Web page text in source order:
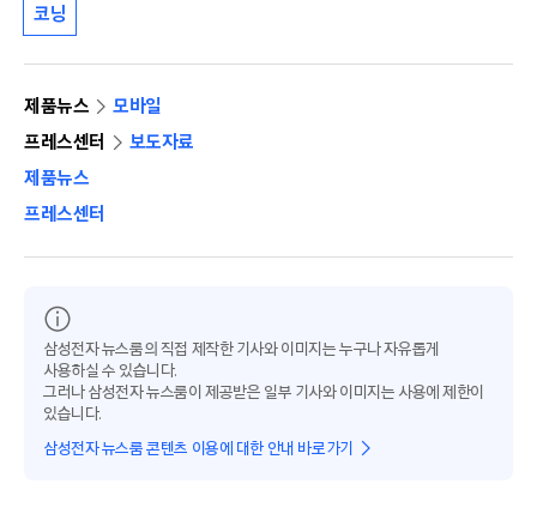
코닝
제품뉴스
모바일
프레스센터
보도자료
제품뉴스
프레스센터
삼성전자 뉴스룸의 직접 제작한 기사와 이미지는 누구나 자유롭게
사용하실 수 있습니다.
그러나 삼성전자 뉴스룸이 제공받은 일부 기사와 이미지는 사용에 제한이
있습니다.
삼성전자 뉴스룸 콘텐츠 이용에 대한 안내 바로가기